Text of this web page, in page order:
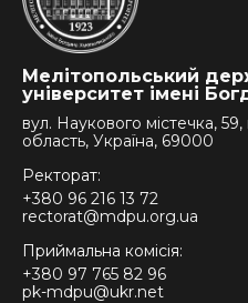
Мелітопольський
університет імені
вул. Наукового містечка,
область, Україна, 69000
Ректорат:
+380 96 216 13 72
rectorat@mdpu.org.ua
Приймальна комісія:
+380 97 765 82 96
pk-mdpu@ukr.net